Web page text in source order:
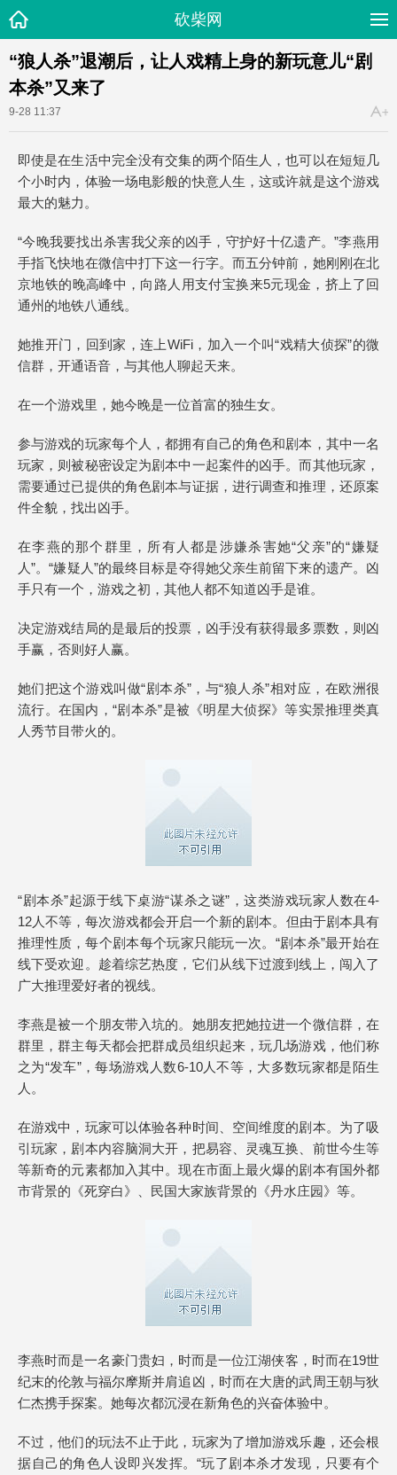
砍柴网
“狼人杀”退潮后，让人戏精上身的新玩意儿“剧
本杀”又来了
9-28 11:37
即使是在生活中完全没有交集的两个陌生人，也可以在短短几
个小时内，体验一场电影般的快意人生，这或许就是这个游戏
最大的魅力。
“今晚我要找出杀害我父亲的凶手，守护好十亿遗产。”李燕用
手指飞快地在微信中打下这一行字。而五分钟前，她刚刚在北
京地铁的晚高峰中，向路人用支付宝换来5元现金，挤上了回
通州的地铁八通线。
她推开门，回到家，连上WiFi，加入一个叫“戏精大侦探”的微
信群，开通语音，与其他人聊起天来。
在一个游戏里，她今晚是一位首富的独生女。
参与游戏的玩家每个人，都拥有自己的角色和剧本，其中一名
玩家，则被秘密设定为剧本中一起案件的凶手。而其他玩家，
需要通过已提供的角色剧本与证据，进行调查和推理，还原案
件全貌，找出凶手。
在李燕的那个群里，所有人都是涉嫌杀害她“父亲”的“嫌疑
人”。“嫌疑人”的最终目标是夺得她父亲生前留下来的遗产。凶
手只有一个，游戏之初，其他人都不知道凶手是谁。
决定游戏结局的是最后的投票，凶手没有获得最多票数，则凶
手赢，否则好人赢。
她们把这个游戏叫做“剧本杀”，与“狼人杀”相对应，在欧洲很
流行。在国内，“剧本杀”是被《明星大侦探》等实景推理类真
人秀节目带火的。
“剧本杀”起源于线下桌游“谋杀之谜”，这类游戏玩家人数在4-
12人不等，每次游戏都会开启一个新的剧本。但由于剧本具有
推理性质，每个剧本每个玩家只能玩一次。“剧本杀”最开始在
线下受欢迎。趁着综艺热度，它们从线下过渡到线上，闯入了
广大推理爱好者的视线。
李燕是被一个朋友带入坑的。她朋友把她拉进一个微信群，在
群里，群主每天都会把群成员组织起来，玩几场游戏，他们称
之为“发车”，每场游戏人数6-10人不等，大多数玩家都是陌生
人。
在游戏中，玩家可以体验各种时间、空间维度的剧本。为了吸
引玩家，剧本内容脑洞大开，把易容、灵魂互换、前世今生等
等新奇的元素都加入其中。现在市面上最火爆的剧本有国外都
市背景的《死穿白》、民国大家族背景的《丹水庄园》等。
李燕时而是一名豪门贵妇，时而是一位江湖侠客，时而在19世
纪末的伦敦与福尔摩斯并肩追凶，时而在大唐的武周王朝与狄
仁杰携手探案。她每次都沉浸在新角色的兴奋体验中。
不过，他们的玩法不止于此，玩家为了增加游戏乐趣，还会根
据自己的角色人设即兴发挥。“玩了剧本杀才发现，只要有个